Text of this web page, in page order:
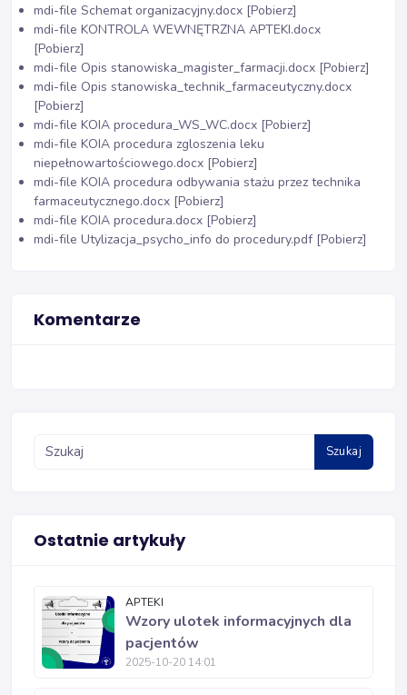
mdi-file Schemat organizacyjny.docx [Pobierz]
mdi-file KONTROLA WEWNĘTRZNA APTEKI.docx
[Pobierz]
mdi-file Opis stanowiska_magister_farmacji.docx [Pobierz]
mdi-file Opis stanowiska_technik_farmaceutyczny.docx
[Pobierz]
mdi-file KOIA procedura_WS_WC.docx [Pobierz]
mdi-file KOIA procedura zgloszenia leku
niepełnowartościowego.docx [Pobierz]
mdi-file KOIA procedura odbywania stażu przez technika
farmaceutycznego.docx [Pobierz]
mdi-file KOIA procedura.docx [Pobierz]
mdi-file Utylizacja_psycho_info do procedury.pdf [Pobierz]
Komentarze
Szukaj
Ostatnie artykuły
APTEKI
Wzory ulotek informacyjnych dla
pacjentów
2025-10-20 14:01